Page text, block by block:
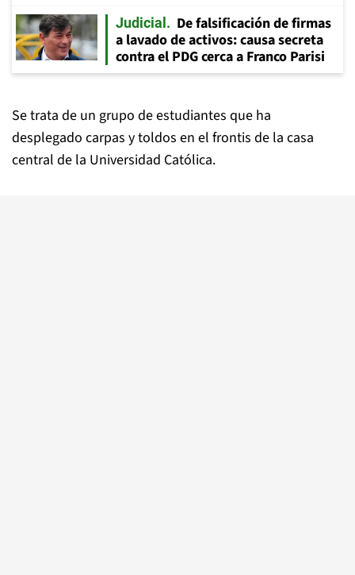
Judicial
De falsificación de firmas
a lavado de activos: causa secreta
contra el PDG cerca a Franco Parisi
Se trata de un grupo de estudiantes que ha
desplegado carpas y toldos en el frontis de la casa
central de la Universidad Católica.